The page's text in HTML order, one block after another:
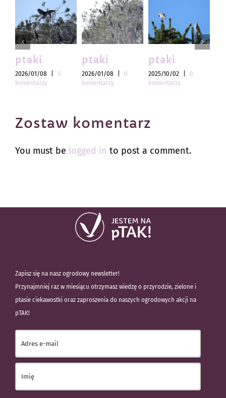
ptaki
2026/01/08
0
komentarzy
ptaki
2026/01/08
0
komentarzy
ptaki
2025/10/02
0
komentarzy
Zostaw komentarz
You must be logged in to post a comment.
Zapisz się na nasz ogrodowy newsletter!
Przynajmniej raz w miesiącu otrzymasz wiedzę o przyrodzie, zielone i
ptasie ciekawostki oraz zaproszenia do naszych ogrodowych akcji na
pTAK!